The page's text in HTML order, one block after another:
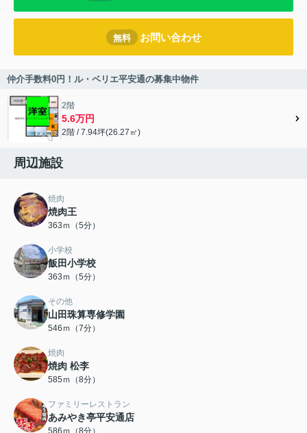
無料 お問い合わせ
仲介手数料0円！ル・ベリエ平安通の募集中物件
2階
5.6万円
2階 / 7.94坪(26.27㎡)
周辺施設
焼肉
焼肉王
363ｍ（5分）
小学校
飯田小学校
363ｍ（5分）
その他
山田珠算専修学園
546ｍ（7分）
焼肉
焼肉 松李
585ｍ（8分）
ファミリーレストラン
あみやき亭平安通店
586ｍ（8分）